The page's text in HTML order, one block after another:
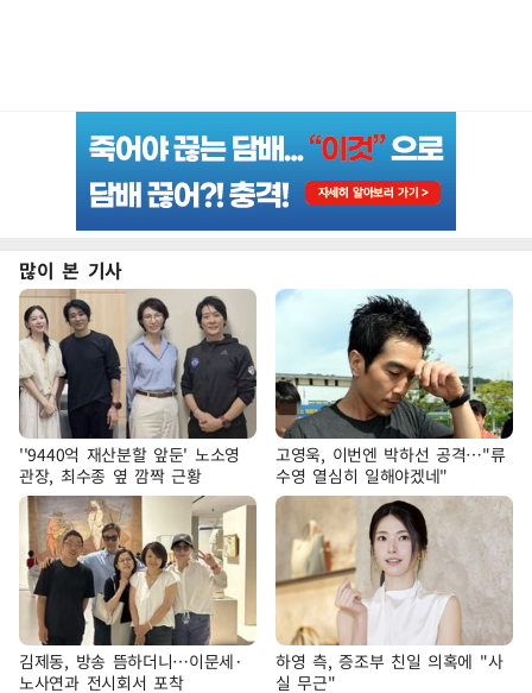
많이 본 기사
''9440억 재산분할 앞둔' 노소영
관장, 최수종 옆 깜짝 근황
고영욱, 이번엔 박하선 공격…"류
수영 열심히 일해야겠네"
김제동, 방송 뜸하더니…이문세·
노사연과 전시회서 포착
하영 측, 증조부 친일 의혹에 "사
실 무근"